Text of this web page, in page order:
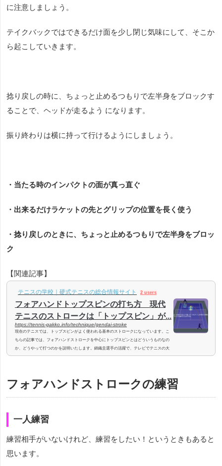
に注意しましょう。
テイクバックではできるだけ面を少し閉じ気味にして、そこか
ら起こしていきます。
捻り戻しの時に、ちょっと止めるつもりで左半身をブロックす
ることで、ヘッドが走るよう になります。
振り終わりは横に持って行けるようにしましょう。
・当たる時のインパクトの面が真っ直ぐ
・出来るだけラケットの先とグリップの位置を長く使う
・捻り戻しのときに、ちょっと止めるつもりで左半身をブロッ
ク
【関連記事】
テニスの学校｜硬式テニスの総合情報サイト 2 users
フォアハンドトップスピンの打ち方 現代
テニスのストロークは「トップスピン」が...
https://tennis-gakko.info/technique/gendai-stroke
現在のテニスでは、トップスピンがよく使われる基本のストロークになっています。こ
ちらの記事では、フォアハンドストロークを中心にトップスピンとはどういうものなの
か、どうやって打つのかを説明いたします。錦織圭選手の活躍で、テレビでテニスの大
会が放映される機会が増えています。かつてテニスをしていた方や昔からテニスを続け
まっすぐ押し出すようなフラッ...
フォアハンドストロークの練習
一人練習
練習相手がいないけれど、練習をしたい！というときもあると
思います。